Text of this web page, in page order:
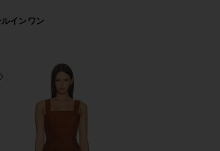
インワン
ROBIN オールインワン